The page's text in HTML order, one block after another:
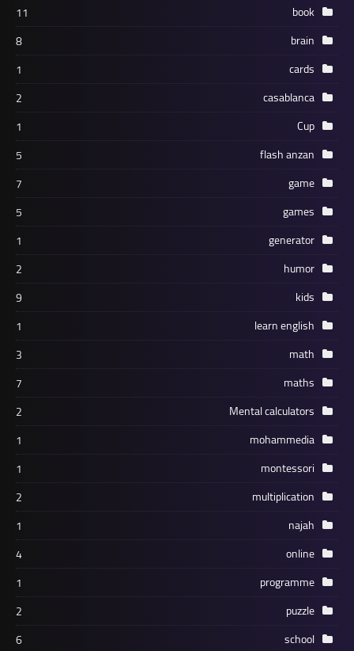
book
11
brain
8
cards
1
casablanca
2
Cup
1
flash anzan
5
game
7
games
5
generator
1
humor
2
kids
9
learn english
1
math
3
maths
7
Mental calculators
2
mohammedia
1
montessori
1
multiplication
2
najah
1
online
4
programme
1
puzzle
2
school
6